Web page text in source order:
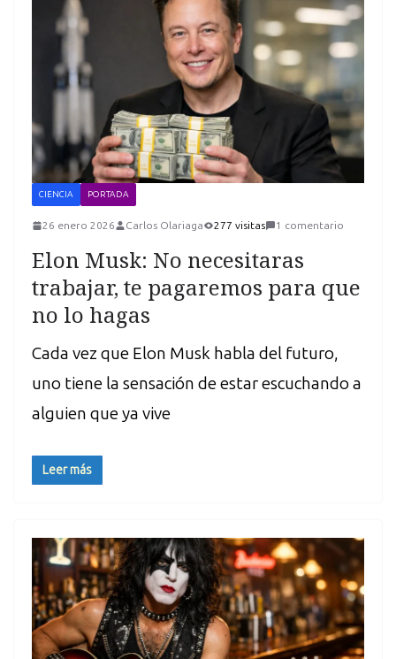
CIENCIA PORTADA
26 enero 2026 Carlos Olariaga 277 visitas 1 comentario
Elon Musk: No necesitaras
trabajar, te pagaremos para que
no lo hagas
Cada vez que Elon Musk habla del futuro,
uno tiene la sensación de estar escuchando a
alguien que ya vive
Leer más